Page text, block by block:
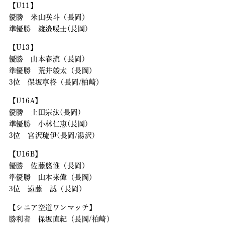
【U11】
優勝 米山咲斗（長岡）
準優勝 渡邉暖士(長岡)
【U13】
優勝 山本春流（長岡)
準優勝 荒井竣太（長岡）
3位 保坂寧柊（長岡/柏崎）
【U16A】
優勝 土田宗汰(長岡)
準優勝 小林仁恵(長岡)
3位 宮沢琉伊(長岡/湯沢)
【U16B】
優勝 佐藤悠惟（長岡）
準優勝 山本来偉（長岡）
3位 遠藤 誠（長岡）
【シニア空道ワンマッチ】
勝利者 保坂直紀（長岡/柏崎）